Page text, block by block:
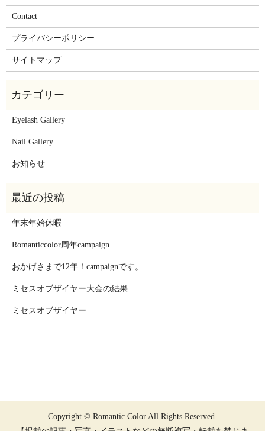
Contact
プライバシーポリシー
サイトマップ
Eyelash Gallery
Nail Gallery
お知らせ
年末年始休暇
Romanticcolor周年campaign
おかげさまで12年！campaignです。
ミセスオブザイヤー大会の結果
ミセスオブザイヤー
Copyright © Romantic Color All Rights Reserved.